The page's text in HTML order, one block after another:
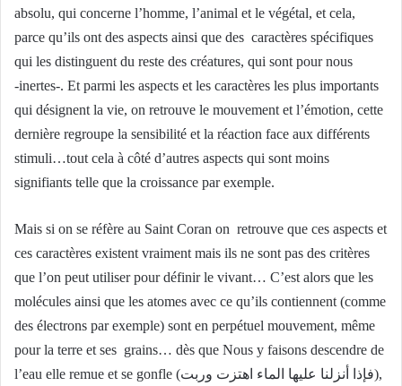
absolu, qui concerne l’homme, l’animal et le végétal, et cela,
parce qu’ils ont des aspects ainsi que des caractères spécifiques
qui les distinguent du reste des créatures, qui sont pour nous
-inertes-. Et parmi les aspects et les caractères les plus importants
qui désignent la vie, on retrouve le mouvement et l’émotion, cette
dernière regroupe la sensibilité et la réaction face aux différents
stimuli…tout cela à côté d’autres aspects qui sont moins
signifiants telle que la croissance par exemple.
Mais si on se réfère au Saint Coran on retrouve que ces aspects et
ces caractères existent vraiment mais ils ne sont pas des critères
que l’on peut utiliser pour définir le vivant… C’est alors que les
molécules ainsi que les atomes avec ce qu’ils contiennent (comme
des électrons par exemple) sont en perpétuel mouvement, même
pour la terre et ses grains… dès que Nous y faisons descendre de
l’eau elle remue et se gonfle (فإذا أنزلنا عليها الماء اهتزت وربت),